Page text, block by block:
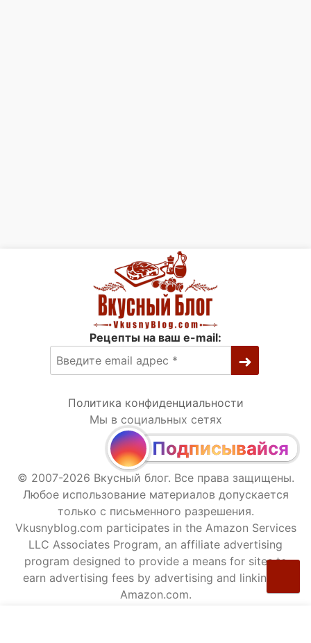
Рецепты на ваш e-mail:
Политика конфиденциальности
Мы в социальных сетях
Подписывайся
© 2007-2026 Вкусный блог. Все права защищены.
Любое использование материалов допускается
только с письменного разрешения.
Vkusnyblog.com participates in the Amazon Services
LLC Associates Program, an affiliate advertising
program designed to provide a means for sites to
earn advertising fees by advertising and linking to
Amazon.com.